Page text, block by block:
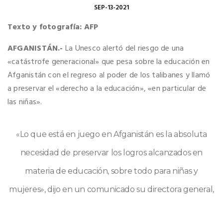
SEP-13-2021
Texto y fotografía: AFP
AFGANISTÁN.- La Unesco alertó del riesgo de una
«catástrofe generacional» que pesa sobre la educación en
Afganistán con el regreso al poder de los talibanes y llamó
a preservar el «derecho a la educación», «en particular de
las niñas».
«Lo que está en juego en Afganistán es la absoluta
necesidad de preservar los logros alcanzados en
materia de educación, sobre todo para niñas y
mujeres», dijo en un comunicado su directora general,